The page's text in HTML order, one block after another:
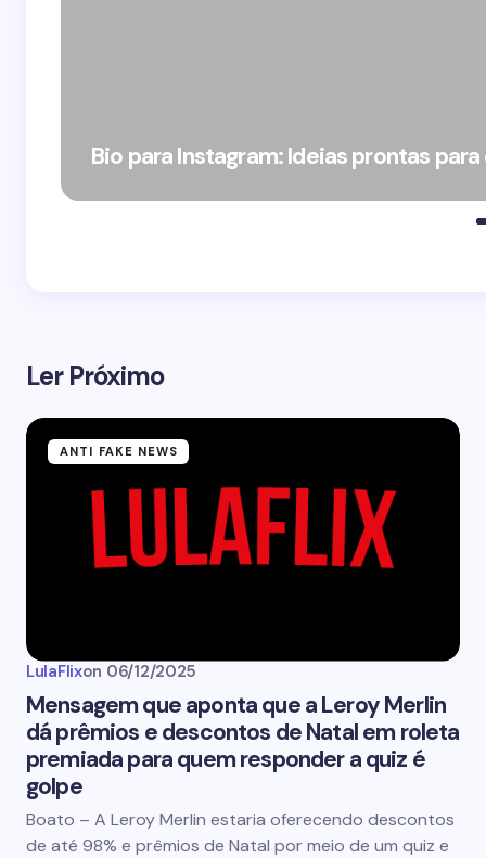
Bio para Instagram: Ideias prontas
Ler Próximo
ANTI FAKE NEWS
LulaFlixon 06/12/2025
Mensagem que aponta que a Leroy Merlin
dá prêmios e descontos de Natal em roleta
premiada para quem responder a quiz é
golpe
Boato – A Leroy Merlin estaria oferecendo descontos
de até 98% e prêmios de Natal por meio de um quiz e